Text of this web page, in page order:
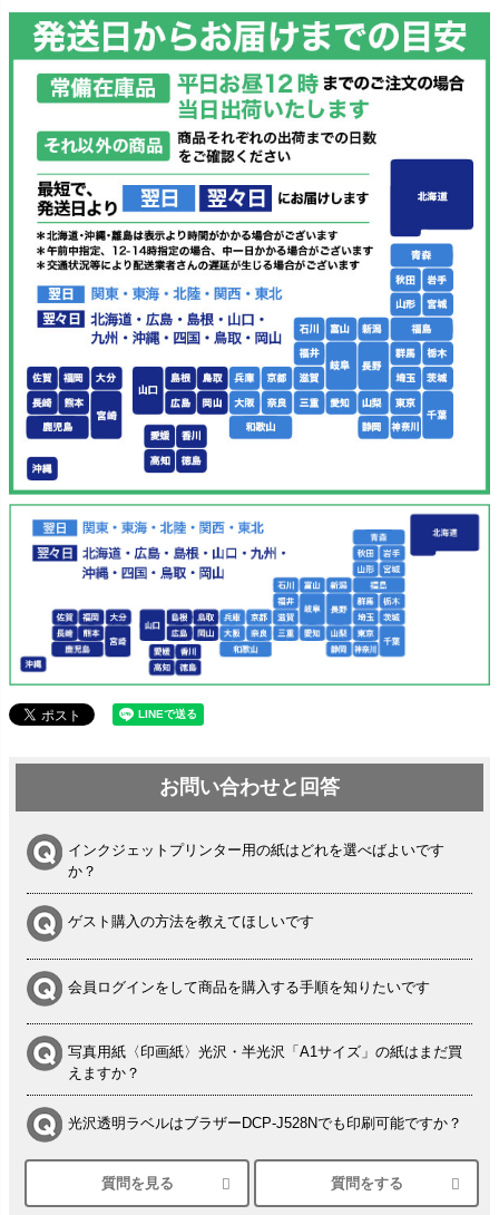
お問い合わせと回答
インクジェットプリンター用の紙はどれを選べばよいです
か？
ゲスト購入の方法を教えてほしいです
会員ログインをして商品を購入する手順を知りたいです
写真用紙〈印画紙〉光沢・半光沢「A1サイズ」の紙はまだ買
えますか？
光沢透明ラベルはブラザーDCP-J528Nでも印刷可能ですか？
シルバーペーパーにEPSON EP-30VAで印刷するときの設定
は？
質問を見る 質問をする